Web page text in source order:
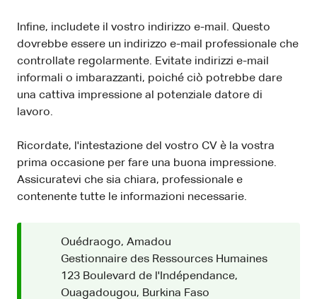
Infine, includete il vostro indirizzo e-mail. Questo
dovrebbe essere un indirizzo e-mail professionale che
controllate regolarmente. Evitate indirizzi e-mail
informali o imbarazzanti, poiché ciò potrebbe dare
una cattiva impressione al potenziale datore di
lavoro.
Ricordate, l'intestazione del vostro CV è la vostra
prima occasione per fare una buona impressione.
Assicuratevi che sia chiara, professionale e
contenente tutte le informazioni necessarie.
Ouédraogo, Amadou
Gestionnaire des Ressources Humaines
123 Boulevard de l'Indépendance,
Ouagadougou, Burkina Faso